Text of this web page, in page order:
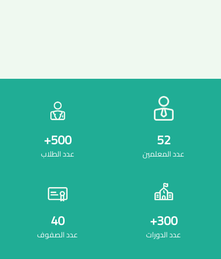
52
عدد المعلمين
500
+
عدد الطلاب
300
+
عدد الدورات
40
عدد الصفوف